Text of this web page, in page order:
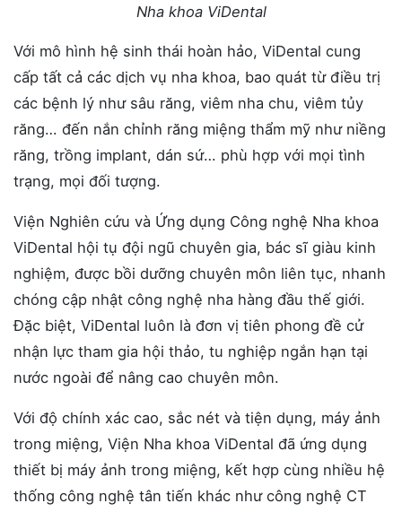
Nha khoa ViDental
Với mô hình hệ sinh thái hoàn hảo, ViDental cung
cấp tất cả các dịch vụ nha khoa, bao quát từ điều trị
các bệnh lý như sâu răng, viêm nha chu, viêm tủy
răng… đến nắn chỉnh răng miệng thẩm mỹ như niềng
răng, trồng implant, dán sứ… phù hợp với mọi tình
trạng, mọi đối tượng.
Viện Nghiên cứu và Ứng dụng Công nghệ Nha khoa
ViDental hội tụ đội ngũ chuyên gia, bác sĩ giàu kinh
nghiệm, được bồi dưỡng chuyên môn liên tục, nhanh
chóng cập nhật công nghệ nha hàng đầu thế giới.
Đặc biệt, ViDental luôn là đơn vị tiên phong đề cử
nhận lực tham gia hội thảo, tu nghiệp ngắn hạn tại
nước ngoài để nâng cao chuyên môn.
Với độ chính xác cao, sắc nét và tiện dụng, máy ảnh
trong miệng, Viện Nha khoa ViDental đã ứng dụng
thiết bị máy ảnh trong miệng, kết hợp cùng nhiều hệ
thống công nghệ tân tiến khác như công nghệ CT